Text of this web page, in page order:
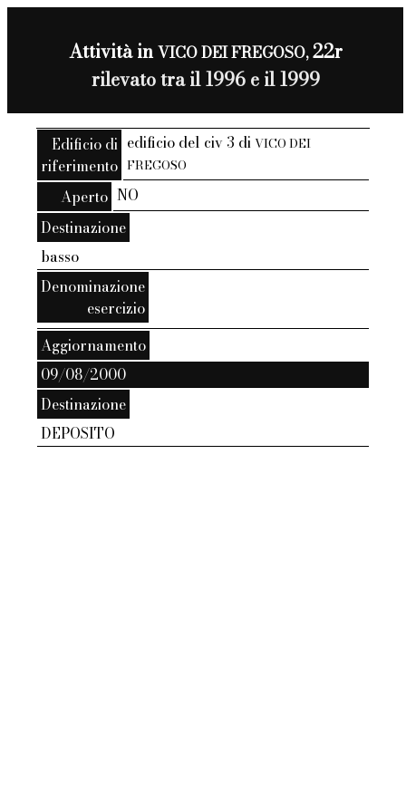
Attività inVICO DEI FREGOSO,22r
rilevato tra il 1996 e il 1999
Edificio di
riferimento
edificio del civ 3 diVICO DEI
FREGOSO
Aperto NO
Destinazione
basso
Denominazione
esercizio
Aggiornamento
09/08/2000
Destinazione
DEPOSITO